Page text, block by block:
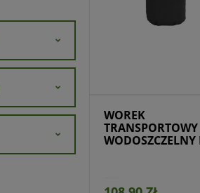
WOREK
TRANSPORTOWY
WODOSZCZELNY